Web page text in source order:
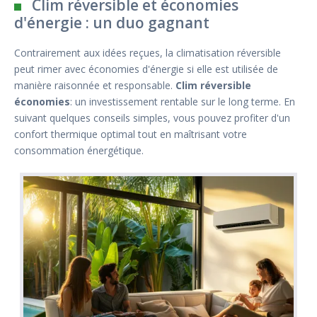
Clim réversible et économies
d'énergie : un duo gagnant
Contrairement aux idées reçues, la climatisation réversible
peut rimer avec économies d'énergie si elle est utilisée de
manière raisonnée et responsable. Clim réversible
économies: un investissement rentable sur le long terme. En
suivant quelques conseils simples, vous pouvez profiter d'un
confort thermique optimal tout en maîtrisant votre
consommation énergétique.